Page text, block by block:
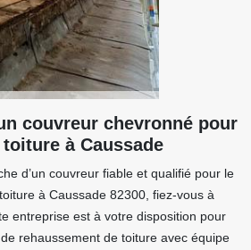
couvreur chevronné pour
à Caussade
d’un couvreur fiable et qualifié pour le
à Caussade 82300, fiez-vous à
entreprise est à votre disposition pour
rehaussement de toiture avec équipe